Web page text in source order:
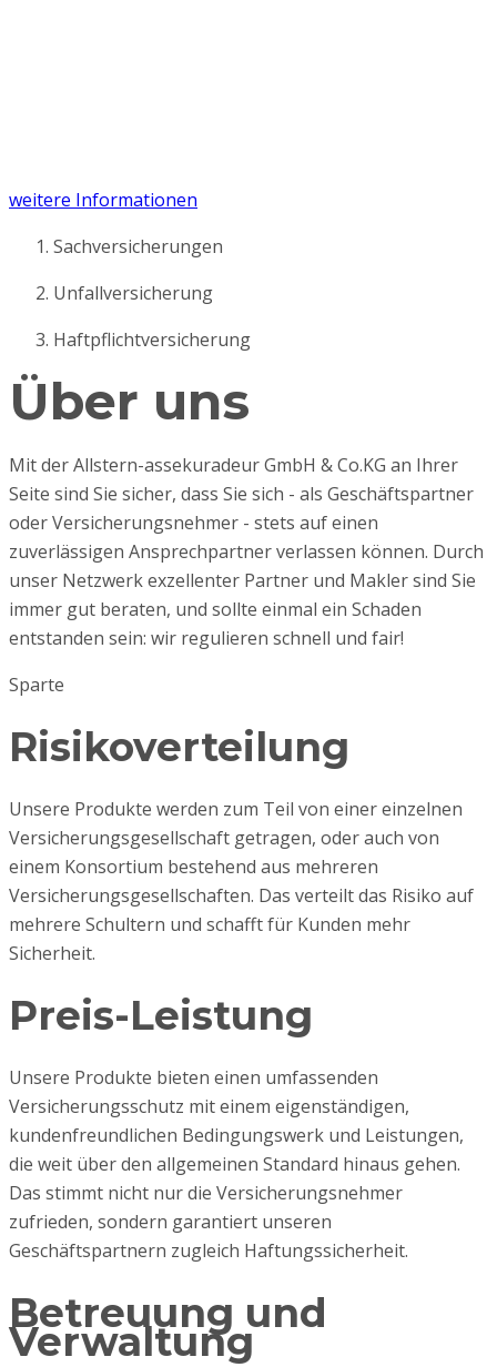
weitere Informationen
Sachversicherungen
Unfallversicherung
Haftpflichtversicherung
Über uns
Mit der Allstern-assekuradeur GmbH & Co.KG an Ihrer
Seite sind Sie sicher, dass Sie sich - als Geschäftspartner
oder Versicherungsnehmer - stets auf einen
zuverlässigen Ansprechpartner verlassen können. Durch
unser Netzwerk exzellenter Partner und Makler sind Sie
immer gut beraten, und sollte einmal ein Schaden
entstanden sein: wir regulieren schnell und fair!
Sparte
Risikoverteilung
Unsere Produkte werden zum Teil von einer einzelnen
Versicherungsgesellschaft getragen, oder auch von
einem Konsortium bestehend aus mehreren
Versicherungsgesellschaften. Das verteilt das Risiko auf
mehrere Schultern und schafft für Kunden mehr
Sicherheit.
Preis-Leistung
Unsere Produkte bieten einen umfassenden
Versicherungsschutz mit einem eigenständigen,
kundenfreundlichen Bedingungswerk und Leistungen,
die weit über den allgemeinen Standard hinaus gehen.
Das stimmt nicht nur die Versicherungsnehmer
zufrieden, sondern garantiert unseren
Geschäftspartnern zugleich Haftungssicherheit.
Betreuung und
Verwaltung